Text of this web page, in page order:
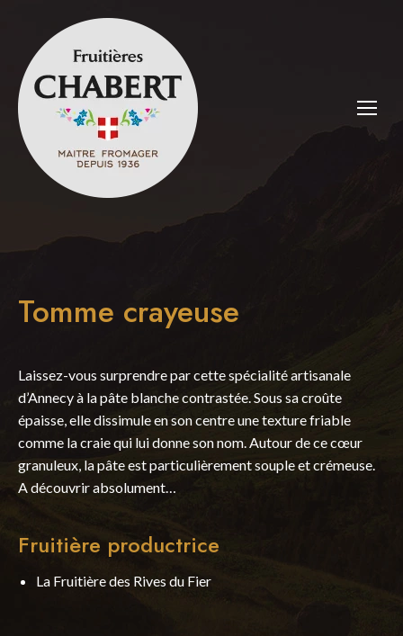
Tomme crayeuse
Laissez-vous surprendre par cette spécialité artisanale
d’Annecy à la pâte blanche contrastée. Sous sa croûte
épaisse, elle dissimule en son centre une texture friable
comme la craie qui lui donne son nom. Autour de ce cœur
granuleux, la pâte est particulièrement souple et crémeuse.
A découvrir absolument…
Fruitière productrice
La Fruitière des Rives du Fier